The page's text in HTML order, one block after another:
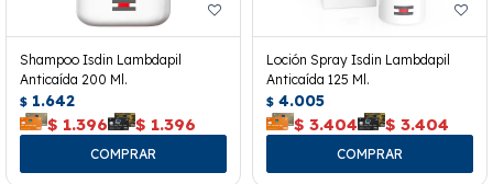
Shampoo Isdin Lambdapil
Anticaída 200 Ml.
$ 1.642
$ 1.396 $ 1.396
Loción Spray Isdin Lambdapil
Anticaída 125 Ml.
$ 4.005
$ 3.404 $ 3.404